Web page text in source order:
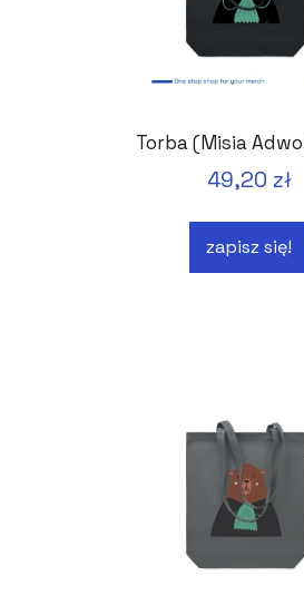
Torba (Misia
49,20 zł
zapisz się!